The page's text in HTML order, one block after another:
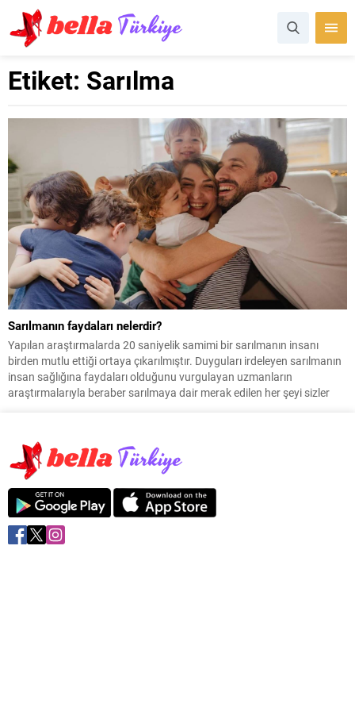
Etiket: Sarılma
Sarılmanın faydaları nelerdir?
Yapılan araştırmalarda 20 saniyelik samimi bir sarılmanın insanı
birden mutlu ettiği ortaya çıkarılmıştır. Duyguları irdeleyen sarılmanın
insan sağlığına faydaları olduğunu vurgulayan uzmanların
araştırmalarıyla beraber sarılmaya dair merak edilen her şeyi sizler